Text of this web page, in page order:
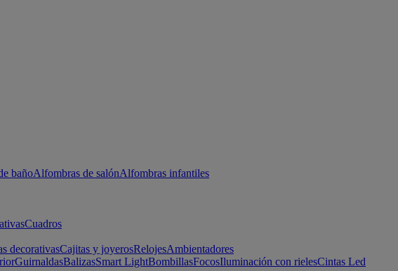
bañoAlfombras de salónAlfombras infantiles
Cuadros
decorativasCajitas y joyerosRelojesAmbientadores
GuirnaldasBalizasSmart LightBombillasFocosIluminación con rielesCintas Led